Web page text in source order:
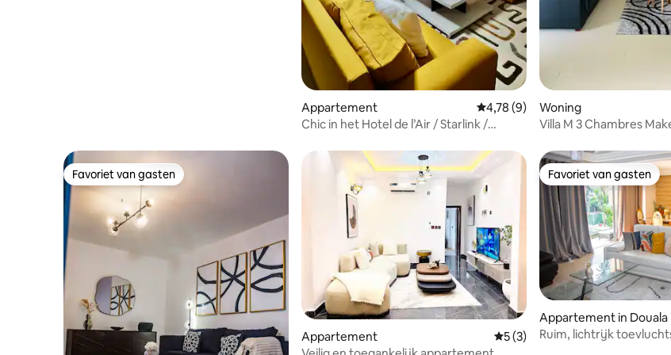
Appartement Gemiddelde beoordeling van 4,78
4,78 (9)
Chic in het Hotel de l’Air / Starlink /
Woning
Villa M 3 Chambres
Favoriet van gasten
Favoriet van gasten
Appartement Gemiddelde beoordeling van 5
5 (3)
Favoriet van gasten
Favoriet van gasten
Appartement in Douala
Ruim, lichtrijk